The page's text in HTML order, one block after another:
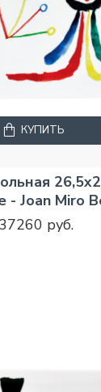
- Joan Miro
37260 руб.
КУПИТЬ